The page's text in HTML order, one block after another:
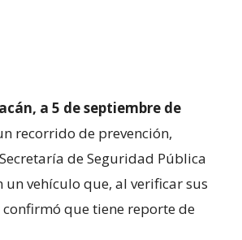
a 5 de septiembre de
recorrido de prevención,
de Seguridad Pública
un vehículo que, al verificar sus
confirmó que tiene reporte de